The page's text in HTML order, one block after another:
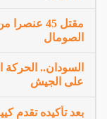
مقتل 45
الصومال
السودان..
على الجيش
بعد تأكيده تقدم